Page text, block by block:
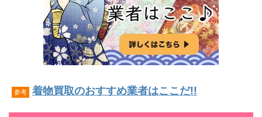
参考 着物買取のおすすめ業者はここだ!!